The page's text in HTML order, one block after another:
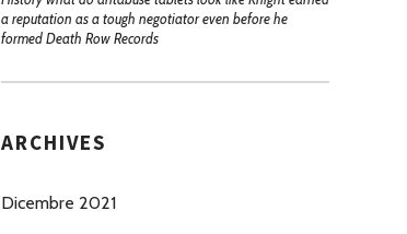
a reputation as a tough negotiator even before he
formed Death Row Records
ARCHIVES
Dicembre 2021